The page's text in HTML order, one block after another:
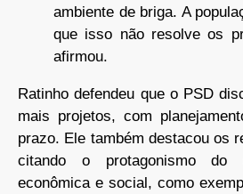
ambiente de briga. A
que isso não resolve os
afirmou.
Ratinho defendeu que o PSD
mais projetos, com
prazo. Ele também destacou os
citando o protagonismo do
econômica e social, como